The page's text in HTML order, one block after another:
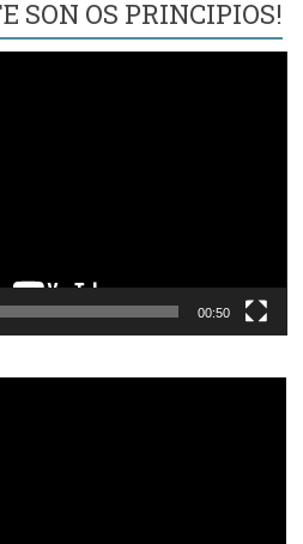
SON OS PRINCIPIOS!
00:50